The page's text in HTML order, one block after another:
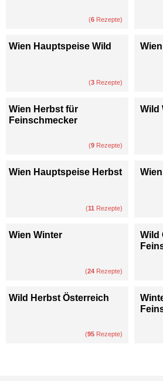
(6 Rezepte)
Wien Hauptspeise Wild
(3 Rezepte)
Wien Herbst für
Feinschmecker
(9 Rezepte)
Wild
Wien Hauptspeise Herbst
(11 Rezepte)
Wien Winter
(24 Rezepte)
Wild
Wild Herbst Österreich
(95 Rezepte)